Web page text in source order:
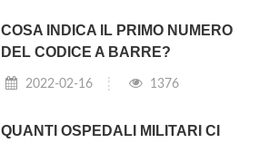
COSA INDICA IL PRIMO NUMERO
DEL CODICE A BARRE?
2022-02-16 1376
QUANTI OSPEDALI MILITARI CI